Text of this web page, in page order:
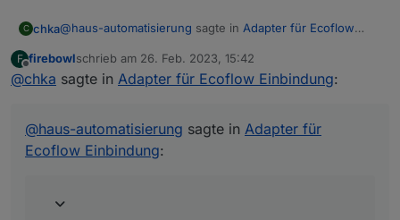
C chka@haus-automatisierung sagte in Adapter für Ecoflow
Wichtiger Hinweis: Bitte denkt euch eine eigene,
verbindung auch dauernd ab und wird neu aufgebaut.
ich habe in allen Skripten und im Adapter immer meine
eigenen userID tokens usw genommen.
F
Offline
firebowlschrieb am 26. Feb. 2023, 15:42
zuletzt editiert von
@chka sagte in Adapter für Ecoflow Einbindung:
@haus-automatisierung sagte in Adapter für
Ecoflow Einbindung: